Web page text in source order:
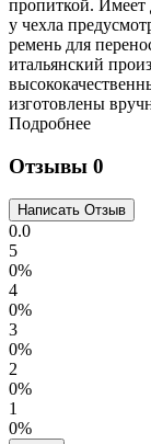
пропиткой. Имеет
у чехла
ремень для
итальянский
изготовлены
Подробнее
Отзывы 0
0.0
5
0%
4
0%
3
0%
2
0%
1
0%